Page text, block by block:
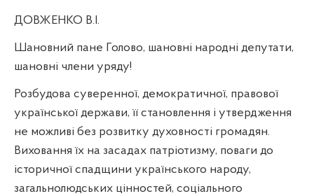
ДОВЖЕНКО В.І.
Шановний пане Голово, шановні народні депутати,
шановні члени уряду!
Розбудова суверенної, демократичної, правової
української держави, її становлення і утвердження
не можливі без розвитку духовності громадян.
Виховання їх на засадах патріотизму, поваги до
історичної спадщини українського народу,
загальнолюдських цінностей, соціального